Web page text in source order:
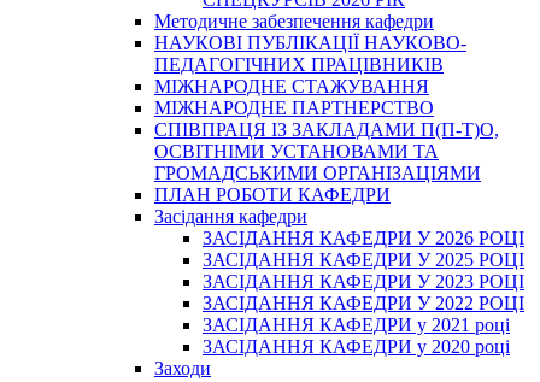
Методичне забезпечення кафедри
НАУКОВІ ПУБЛІКАЦІЇ НАУКОВО-
ПЕДАГОГІЧНИХ ПРАЦІВНИКІВ
МІЖНАРОДНЕ СТАЖУВАННЯ
МІЖНАРОДНЕ ПАРТНЕРСТВО
СПІВПРАЦЯ ІЗ ЗАКЛАДАМИ П(П-Т)О,
ОСВІТНІМИ УСТАНОВАМИ ТА
ГРОМАДСЬКИМИ ОРГАНІЗАЦІЯМИ
ПЛАН РОБОТИ КАФЕДРИ
Засідання кафедри
ЗАСІДАННЯ КАФЕДРИ У 2026 РОЦІ
ЗАСІДАННЯ КАФЕДРИ У 2025 РОЦІ
ЗАСІДАННЯ КАФЕДРИ У 2023 РОЦІ
ЗАСІДАННЯ КАФЕДРИ У 2022 РОЦІ
ЗАСІДАННЯ КАФЕДРИ у 2021 році
ЗАСІДАННЯ КАФЕДРИ у 2020 році
Заходи